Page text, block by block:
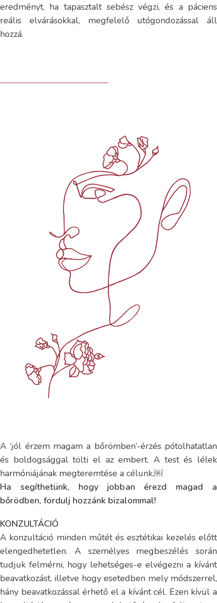
eredményt, ha tapasztalt sebész végzi, és a páciens
reális elvárásokkal, megfelelő utógondozással áll
hozzá.
A ‘jól érzem magam a bőrömben’-érzés pótolhatatlan
és boldogsággal tölti el az embert. A test és lélek
harmóniájának megteremtése a célunk.￼
Ha segíthetünk, hogy jobban érezd magad a
bőrödben, fordulj hozzánk bizalommal!
KONZULTÁCIÓ
A konzultáció minden műtét és esztétikai kezelés előtt
elengedhetetlen. A személyes megbeszélés során
tudjuk felmérni, hogy lehetséges-e elvégezni a kívánt
beavatkozást, illetve hogy esetedben mely módszerrel,
hány beavatkozással érhető el a kívánt cél. Ezen kívül a